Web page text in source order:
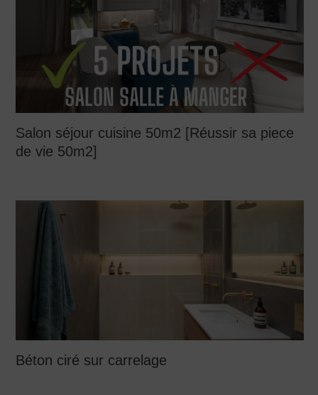
Salon séjour cuisine 50m2 [Réussir sa piece
de vie 50m2]
Béton ciré sur carrelage